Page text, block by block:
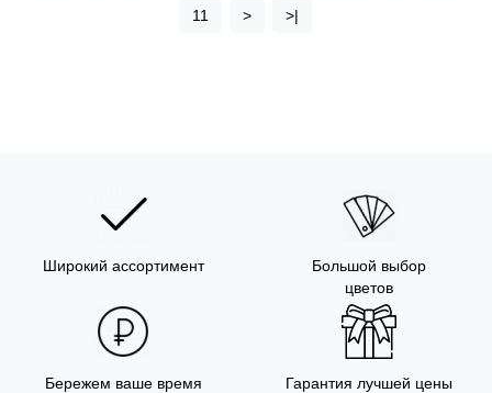
11 > >|
Широкий ассортимент
Большой выбор
цветов
Бережем ваше время
Гарантия лучшей цены